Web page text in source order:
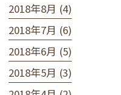
2018年8月 (4)
2018年7月 (6)
2018年6月 (5)
2018年5月 (3)